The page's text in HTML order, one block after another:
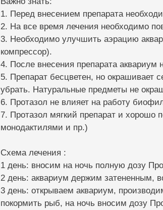
1. Перед внесением препарата
2. На все время лечения необходимо
3. Необходимо улучшить аэрацию
компрессор).
4. После внесения препарата аквариум
5. Препарат бесцветен, но окрашивает
убрать. Натуральные предметы не
6. Протазол не влияет на работу
7. Протазол мягкий препарат и хорошо
монодактилями и пр.)
Схема лечения :
1 день: вносим на ночь полную дозу
2 день: аквариум держим затененным,
3 день: открываем аквариум,
покормить рыб, на ночь вносим дозу